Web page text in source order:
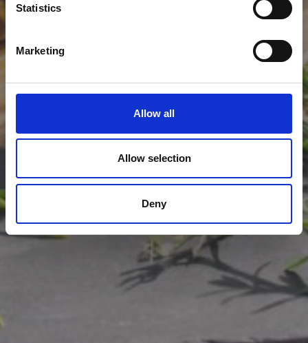
Statistics
Marketing
Allow all
Allow selection
Deny